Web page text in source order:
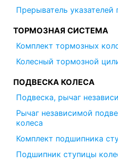
Прерыватель указателей
ТОРМОЗНАЯ СИСТЕМА
Комплект тормозных
Колесный тормозной
ПОДВЕСКА КОЛЕСА
Подвеска, рычаг
Рычаг независимой
колеса
Комплект подшипника
Подшипник ступицы